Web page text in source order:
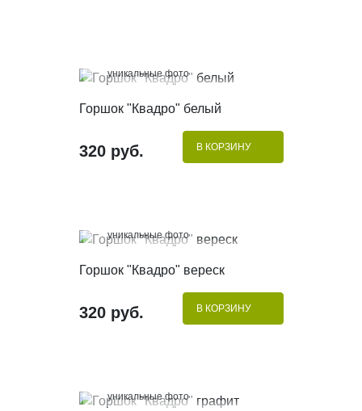
уникальные фото
Горшок "Квадро" белый
320 руб. В КОРЗИНУ
уникальные фото
Горшок "Квадро" вереск
320 руб. В КОРЗИНУ
уникальные фото